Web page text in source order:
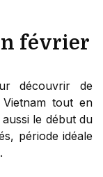
février
découvrir de
tout en
le début du
période idéale